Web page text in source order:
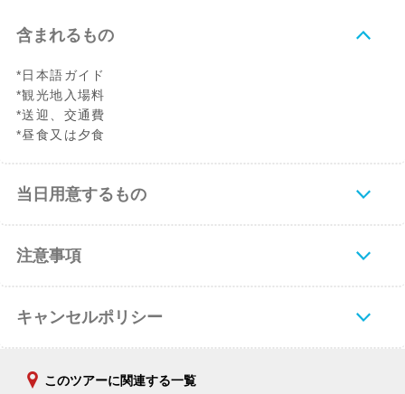
含まれるもの
*日本語ガイド
*観光地入場料
*送迎、交通費
*昼食又は夕食
当日用意するもの
注意事項
キャンセルポリシー
このツアーに関連する一覧